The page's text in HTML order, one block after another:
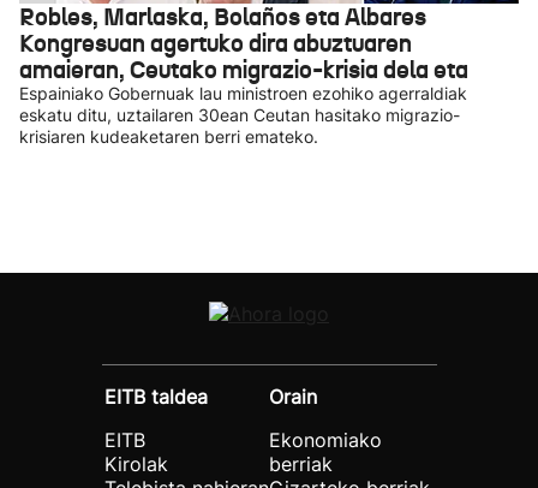
Robles, Marlaska, Bolaños eta Albares
Kongresuan agertuko dira abuztuaren
amaieran, Ceutako migrazio-krisia dela eta
Espainiako Gobernuak lau ministroen ezohiko agerraldiak
eskatu ditu, uztailaren 30ean Ceutan hasitako migrazio-
krisiaren kudeaketaren berri emateko.
EITB taldea
EITB
Kirolak
Orain
Ekonomiako
berriak